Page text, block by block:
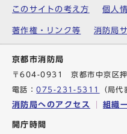
このサイトの考え方 個人
著作権・リンク等 消防局
京都市消防局
〒604-0931 京都市中京区
電話：075-231-5311 （局
消防局へのアクセス 組織
開庁時間